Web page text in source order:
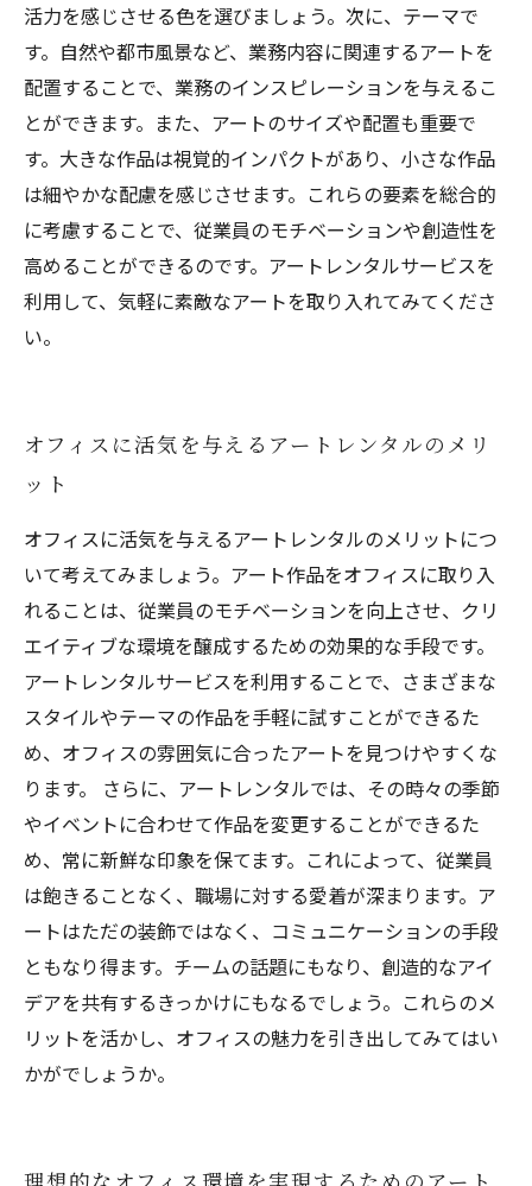
活力を感じさせる色を選びましょう。次に、テーマで
す。自然や都市風景など、業務内容に関連するアートを
配置することで、業務のインスピレーションを与えるこ
とができます。また、アートのサイズや配置も重要で
す。大きな作品は視覚的インパクトがあり、小さな作品
は細やかな配慮を感じさせます。これらの要素を総合的
に考慮することで、従業員のモチベーションや創造性を
高めることができるのです。アートレンタルサービスを
利用して、気軽に素敵なアートを取り入れてみてくださ
い。
オフィスに活気を与えるアートレンタルのメリ
ット
オフィスに活気を与えるアートレンタルのメリットにつ
いて考えてみましょう。アート作品をオフィスに取り入
れることは、従業員のモチベーションを向上させ、クリ
エイティブな環境を醸成するための効果的な手段です。
アートレンタルサービスを利用することで、さまざまな
スタイルやテーマの作品を手軽に試すことができるた
め、オフィスの雰囲気に合ったアートを見つけやすくな
ります。 さらに、アートレンタルでは、その時々の季節
やイベントに合わせて作品を変更することができるた
め、常に新鮮な印象を保てます。これによって、従業員
は飽きることなく、職場に対する愛着が深まります。ア
ートはただの装飾ではなく、コミュニケーションの手段
ともなり得ます。チームの話題にもなり、創造的なアイ
デアを共有するきっかけにもなるでしょう。これらのメ
リットを活かし、オフィスの魅力を引き出してみてはい
かがでしょうか。